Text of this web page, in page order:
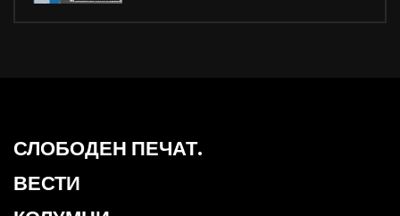
СЛОБОДЕН ПЕЧАТ.
ВЕСТИ